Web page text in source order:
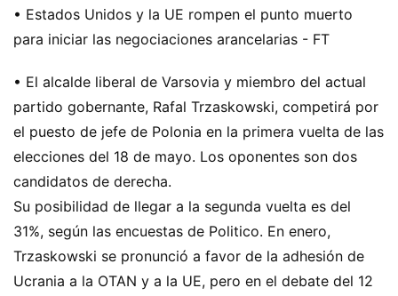
• Estados Unidos y la UE rompen el punto muerto
para iniciar las negociaciones arancelarias - FT
• El alcalde liberal de Varsovia y miembro del actual
partido gobernante, Rafal Trzaskowski, competirá por
el puesto de jefe de Polonia en la primera vuelta de las
elecciones del 18 de mayo. Los oponentes son dos
candidatos de derecha.
Su posibilidad de llegar a la segunda vuelta es del
31%, según las encuestas de Politico. En enero,
Trzaskowski se pronunció a favor de la adhesión de
Ucrania a la OTAN y a la UE, pero en el debate del 12